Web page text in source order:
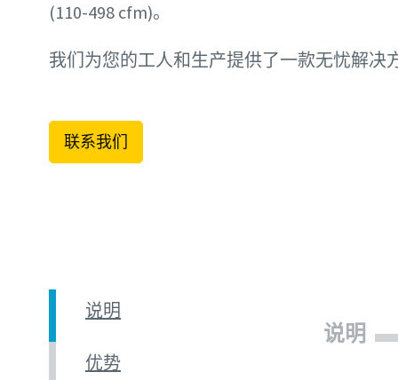
(110-498 cfm)。
我们为您的工人和生产提供了一款无忧解决
联系我们
说明
优势
说明